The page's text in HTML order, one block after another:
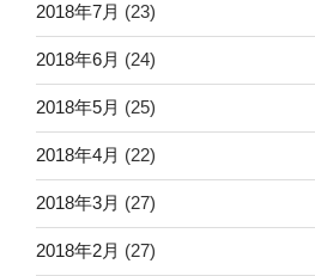
2018年7月 (23)
2018年6月 (24)
2018年5月 (25)
2018年4月 (22)
2018年3月 (27)
2018年2月 (27)